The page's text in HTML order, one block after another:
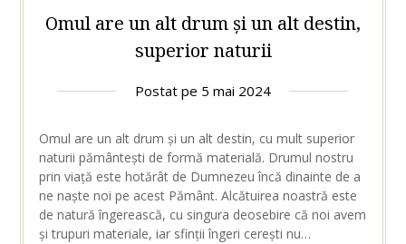
Omul are un alt drum și un alt destin,
superior naturii
Postat pe 5 mai 2024
Omul are un alt drum și un alt destin, cu mult superior
naturii pământești de formă materială. Drumul nostru
prin viață este hotărât de Dumnezeu încă dinainte de a
ne naște noi pe acest Pământ. Alcătuirea noastră este
de natură îngerească, cu singura deosebire că noi avem
și trupuri materiale, iar sfinții îngeri cerești nu…